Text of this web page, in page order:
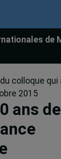
de
colloque qui
2015
ans de